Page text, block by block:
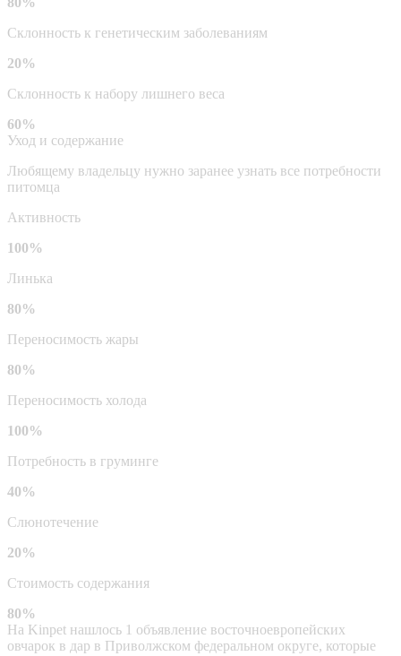
Склонность к генетическим заболеваниям
20%
Склонность к набору лишнего веса
60%
Уход и содержание
Любящему владельцу нужно заранее узнать все потребности
питомца
Активность
100%
Линька
80%
Переносимость жары
80%
Переносимость холода
100%
Потребность в груминге
40%
Слюнотечение
20%
Стоимость содержания
80%
На Kinpet нашлось 1 объявление восточноевропейских
овчарок в дар в Приволжском федеральном округе, которые